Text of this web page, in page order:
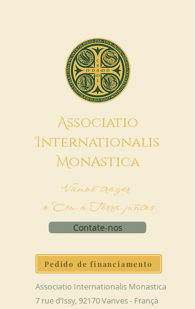
Associatio
Internationalis
MonAstica
Vamos trazer
o Céu à Terra juntos
Contate-nos
Pedido de financiamento
Associatio Internationalis Monastica
7 rue d’Issy, 92170 Vanves - França